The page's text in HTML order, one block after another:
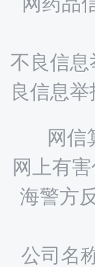
不良信息
良信息
网信
网上有
海警方
公司名